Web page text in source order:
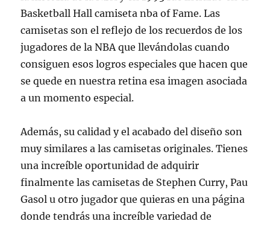
Basketball Hall camiseta nba of Fame. Las
camisetas son el reflejo de los recuerdos de los
jugadores de la NBA que llevándolas cuando
consiguen esos logros especiales que hacen que
se quede en nuestra retina esa imagen asociada
a un momento especial.
Además, su calidad y el acabado del diseño son
muy similares a las camisetas originales. Tienes
una increíble oportunidad de adquirir
finalmente las camisetas de Stephen Curry, Pau
Gasol u otro jugador que quieras en una página
donde tendrás una increíble variedad de